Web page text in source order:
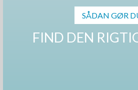
SÅDAN GØR
FIND DEN